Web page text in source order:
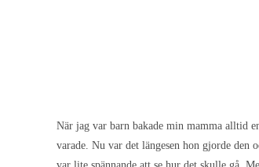
När jag var barn bakade min mamma
jordgubbssäsongen varade. Nu var